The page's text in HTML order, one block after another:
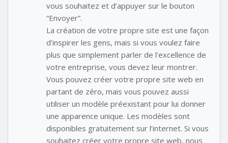
vous souhaitez et d’appuyer sur le bouton
“Envoyer”.
La création de votre propre site est une façon
d’inspirer les gens, mais si vous voulez faire
plus que simplement parler de l’excellence de
votre entreprise, vous devez leur montrer.
Vous pouvez créer votre propre site web en
partant de zéro, mais vous pouvez aussi
utiliser un modèle préexistant pour lui donner
une apparence unique. Les modèles sont
disponibles gratuitement sur l’internet. Si vous
souhaitez créer votre propre site web, nous